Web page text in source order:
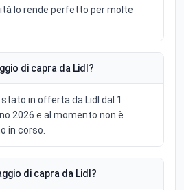
lo rende perfetto per molte
di capra da Lidl?
in offerta da Lidl dal 1
2026 e al momento non è
in corso.
di capra da Lidl?